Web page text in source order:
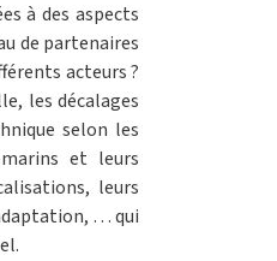
à des aspects
de partenaires
acteurs ?
les décalages
selon les
et leurs
leurs
… qui